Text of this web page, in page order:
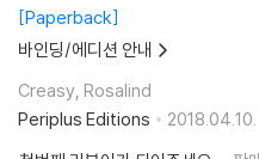
Paperback
바인딩/에디션 안내
Creasy, Rosalind
Periplus Editions
2018.04.10.